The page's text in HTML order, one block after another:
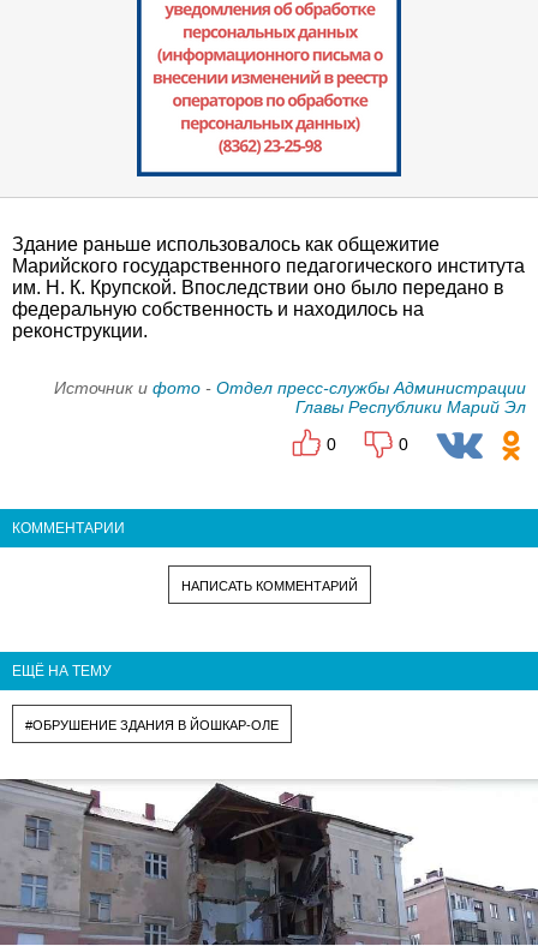
Здание раньше использовалось как общежитие
Марийского государственного педагогического института
им. Н. К. Крупской. Впоследствии оно было передано в
федеральную собственность и находилось на
реконструкции.
Источник и фото - Отдел пресс-службы Администрации
Главы Республики Марий Эл
0
0
КОММЕНТАРИИ
НАПИСАТЬ КОММЕНТАРИЙ
ЕЩЁ НА ТЕМУ
#ОБРУШЕНИЕ ЗДАНИЯ В ЙОШКАР-ОЛЕ